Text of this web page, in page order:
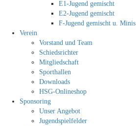
E1-Jugend gemischt
E2-Jugend gemischt
F-Jugend gemischt u. Minis
Verein
Vorstand und Team
Schiedsrichter
Mitgliedschaft
Sporthallen
Downloads
HSG-Onlineshop
Sponsoring
Unser Angebot
Jugendspielfelder